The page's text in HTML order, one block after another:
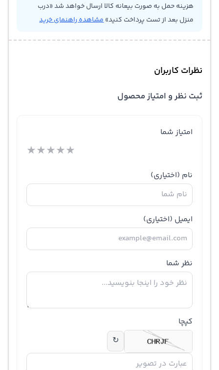
هزینه حمل به صورت بیعانه کالا ارسال خواهد شد «درب
منزل بعد از تست پرداخت کنید»مشاهده راهنمای خرید
نظرات کاربران
ثبت نظر و امتیاز محصول
امتیاز شما
★★★★★
نام (اختیاری)
ایمیل (اختیاری)
نظر شما
کپچا
↻